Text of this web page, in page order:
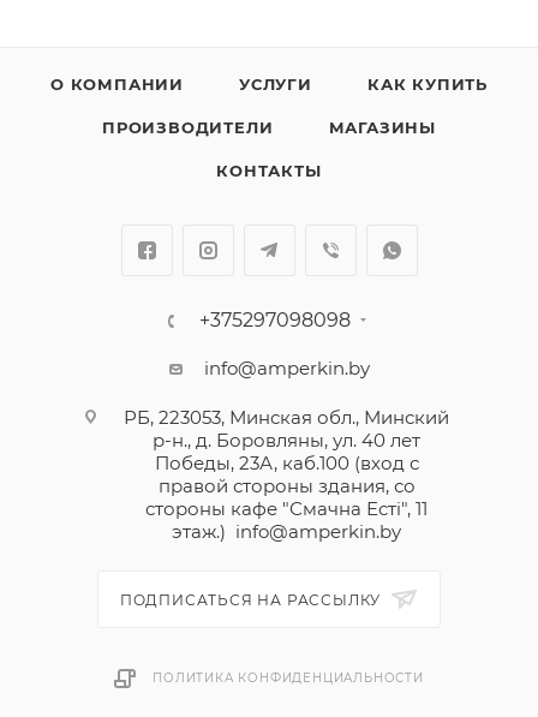
О КОМПАНИИ УСЛУГИ КАК КУПИТЬ
ПРОИЗВОДИТЕЛИ МАГАЗИНЫ
КОНТАКТЫ
+375297098098
info@amperkin.by
РБ, 223053, Минская обл., Минский
р-н., д. Боровляны, ул. 40 лет
Победы, 23А, каб.100 (вход с
правой стороны здания, со
стороны кафе "Смачна Естi", 11
этаж.) info@amperkin.by
ПОДПИСАТЬСЯ НА РАССЫЛКУ
ПОЛИТИКА КОНФИДЕНЦИАЛЬНОСТИ